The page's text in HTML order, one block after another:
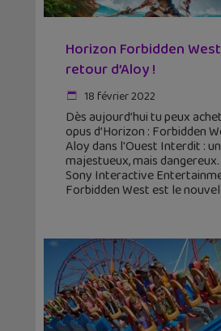
Horizon Forbidden
retour d’Aloy !
18 février 2022
Dès aujourd’hui tu peux
opus d’Horizon : Forbidden
Aloy dans l'Ouest Interdit :
majestueux, mais
Sony Interactive
Forbidden West est le